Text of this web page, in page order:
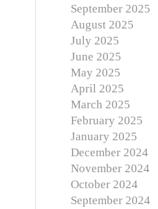
September 2025
August 2025
July 2025
June 2025
May 2025
April 2025
March 2025
February 2025
January 2025
December 2024
November 2024
October 2024
September 2024